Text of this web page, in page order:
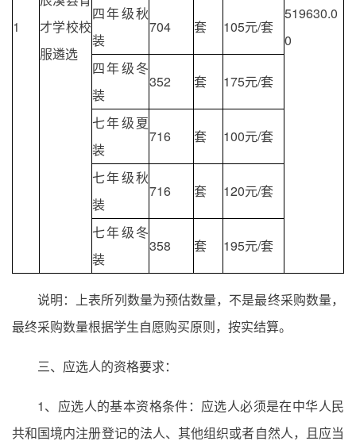
1
才学校校
服遴选
519630.0
0
四年级秋
装
704 套 105元/套
四年级冬
装
352 套 175元/套
七年级夏
装
716 套 100元/套
七年级秋
装
716 套 120元/套
七年级冬
装
358 套 195元/套
说明：上表所列数量为预估数量，不是最终采购数量，
最终采购数量根据学生自愿购买原则，按实结算。
三、应选人的资格要求：
1、应选人的基本资格条件：应选人必须是在中华人民
共和国境内注册登记的法人、其他组织或者自然人，且应当